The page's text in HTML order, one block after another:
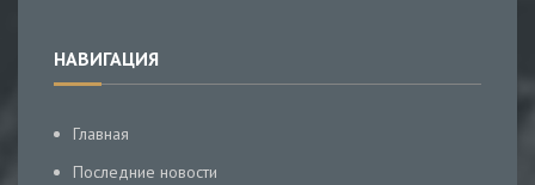
НАВИГАЦИЯ
Главная
Последние новости